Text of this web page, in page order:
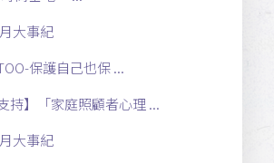
大事紀
保護自己也保 ...
持】「家庭照顧者心理 ...
大事紀